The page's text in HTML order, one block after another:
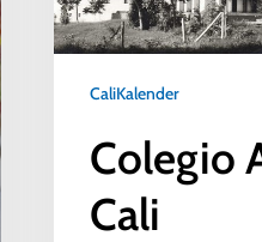
CaliKalender
Colegio
Cali